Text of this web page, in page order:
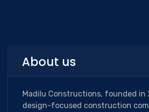
About us
Madilu Constructions, founded in
design-focused construction